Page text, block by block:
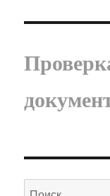
Искать: